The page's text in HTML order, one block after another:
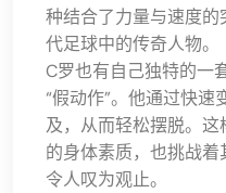
种结合了力量与速度
代足球中的传奇人物。
C罗也有自己独特的一
“假动作”。他通过快速
及，从而轻松摆脱。
的身体素质，也挑战
令人叹为观止。